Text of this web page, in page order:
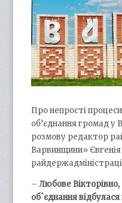
Про непрості
об’єднання громад у
розмову редактор
Варвинщини»
–Любове
об`єднання